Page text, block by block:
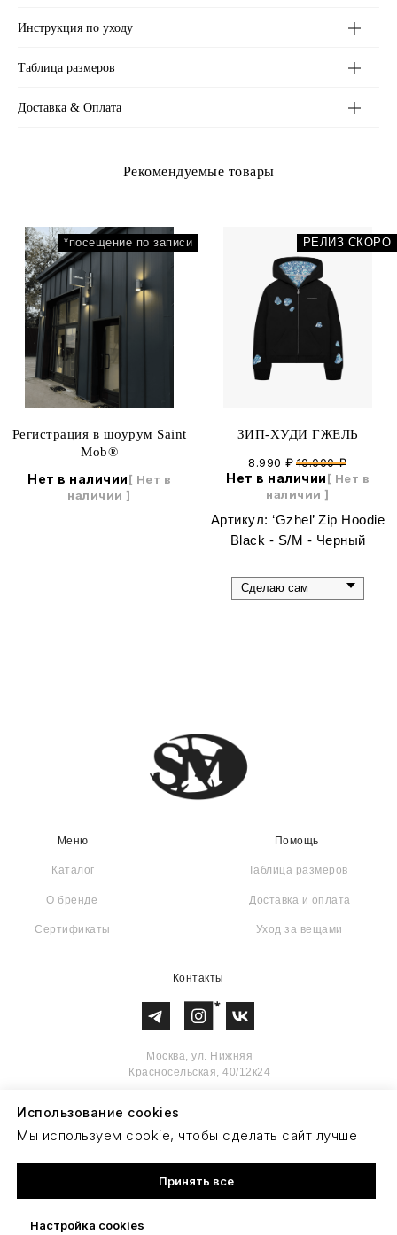
Худи / Худи на молнии
Футболки / Лонгсливы
Верхняя одежда
Инструкция по уходу
Таблица размеров
Доставка & Оплата
Рекомендуемые товары
Регистрация в шоурум Saint
Mob®
Нет в наличии
*посещение по записи
ЗИП-ХУДИ ГЖЕЛЬ
8.990 ₽ 10.000 ₽
Нет в наличии
Артикул: ‘Gzhel’ Zip Hoodie
Black - S/M - Черный
РЕЛИЗ СКОРО
Уход за вещами
Доставка и оплата
Помощь
Политика конфиденциальности
Публичная оферта
Использование cookies
Мы используем cookie, чтобы сделать сайт лучше
Принять все
Настройка cookies